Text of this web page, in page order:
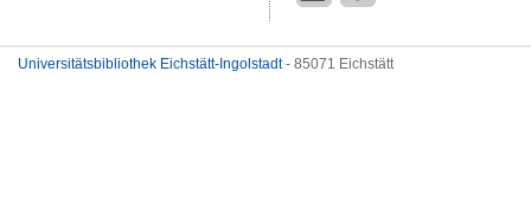
Universitätsbibliothek Eichstätt-Ingolstadt- 85071 Eichstätt